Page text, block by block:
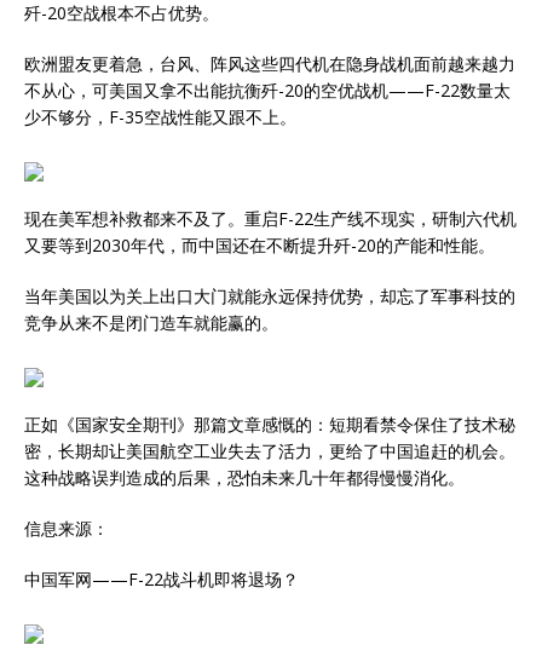
歼-20空战根本不占优势。
欧洲盟友更着急，台风、阵风这些四代机在隐身战机面前越来越力
不从心，可美国又拿不出能抗衡歼-20的空优战机——F-22数量太
少不够分，F-35空战性能又跟不上。
现在美军想补救都来不及了。重启F-22生产线不现实，研制六代机
又要等到2030年代，而中国还在不断提升歼-20的产能和性能。
当年美国以为关上出口大门就能永远保持优势，却忘了军事科技的
竞争从来不是闭门造车就能赢的。
正如《国家安全期刊》那篇文章感慨的：短期看禁令保住了技术秘
密，长期却让美国航空工业失去了活力，更给了中国追赶的机会。
这种战略误判造成的后果，恐怕未来几十年都得慢慢消化。
信息来源：
中国军网——F-22战斗机即将退场？